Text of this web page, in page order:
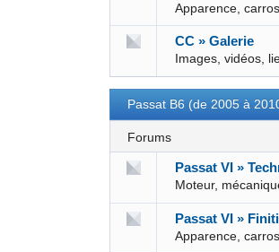
Apparence,
CC » Galerie
Images, vidéos,
Passat B6 (de 2005 à
Forums
Passat VI »
Moteur,
Passat VI »
Apparence,